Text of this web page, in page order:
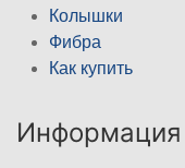
Колышки
Фибра
Как купить
Информация